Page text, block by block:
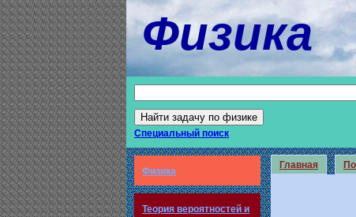
Физика
Специальный поиск
Физика
Теория вероятностей и
Главная